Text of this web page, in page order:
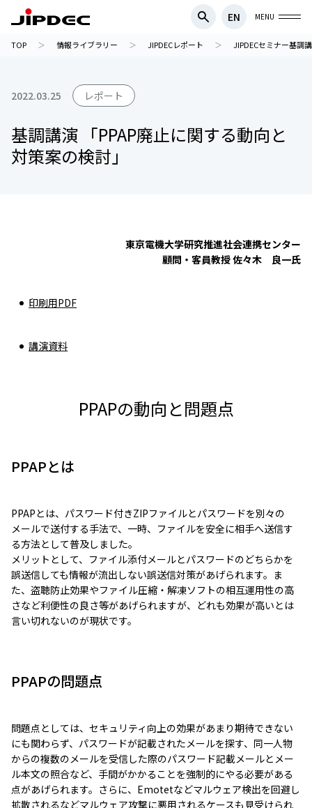
EN MENU
TOP 情報ライブラリー JIPDECレポート JIPDECセミナー基調
2022.03.25 レポート
基調講演 「PPAP廃止に関する動向と
対策案の検討」
東京電機大学研究推進社会連携センター
顧問・客員教授 佐々木 良一氏
印刷用PDF
講演資料
PPAPの動向と問題点
PPAPとは
PPAPとは、パスワード付きZIPファイルとパスワードを別々の
メールで送付する手法で、一時、ファイルを安全に相手へ送信す
る方法として普及しました。
メリットとして、ファイル添付メールとパスワードのどちらかを
誤送信しても情報が流出しない誤送信対策があげられます。ま
た、盗聴防止効果やファイル圧縮・解凍ソフトの相互運用性の高
さなど利便性の良さ等があげられますが、どれも効果が高いとは
言い切れないのが現状です。
PPAPの問題点
問題点としては、セキュリティ向上の効果があまり期待できない
にも関わらず、パスワードが記載されたメールを探す、同一人物
からの複数のメールを受信した際のパスワード記載メールとメー
ル本文の照合など、手間がかかることを強制的にやる必要がある
点があげられます。さらに、Emotetなどマルウェア検出を回避し
拡散されるなどマルウェア攻撃に悪用されるケースも見受けられ